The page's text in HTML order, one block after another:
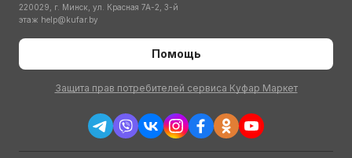
220029, г. Минск, ул. Красная 7А-2, 3-й
этаж help@kufar.by
Помощь
Защита прав потребителей сервиса Куфар Маркет